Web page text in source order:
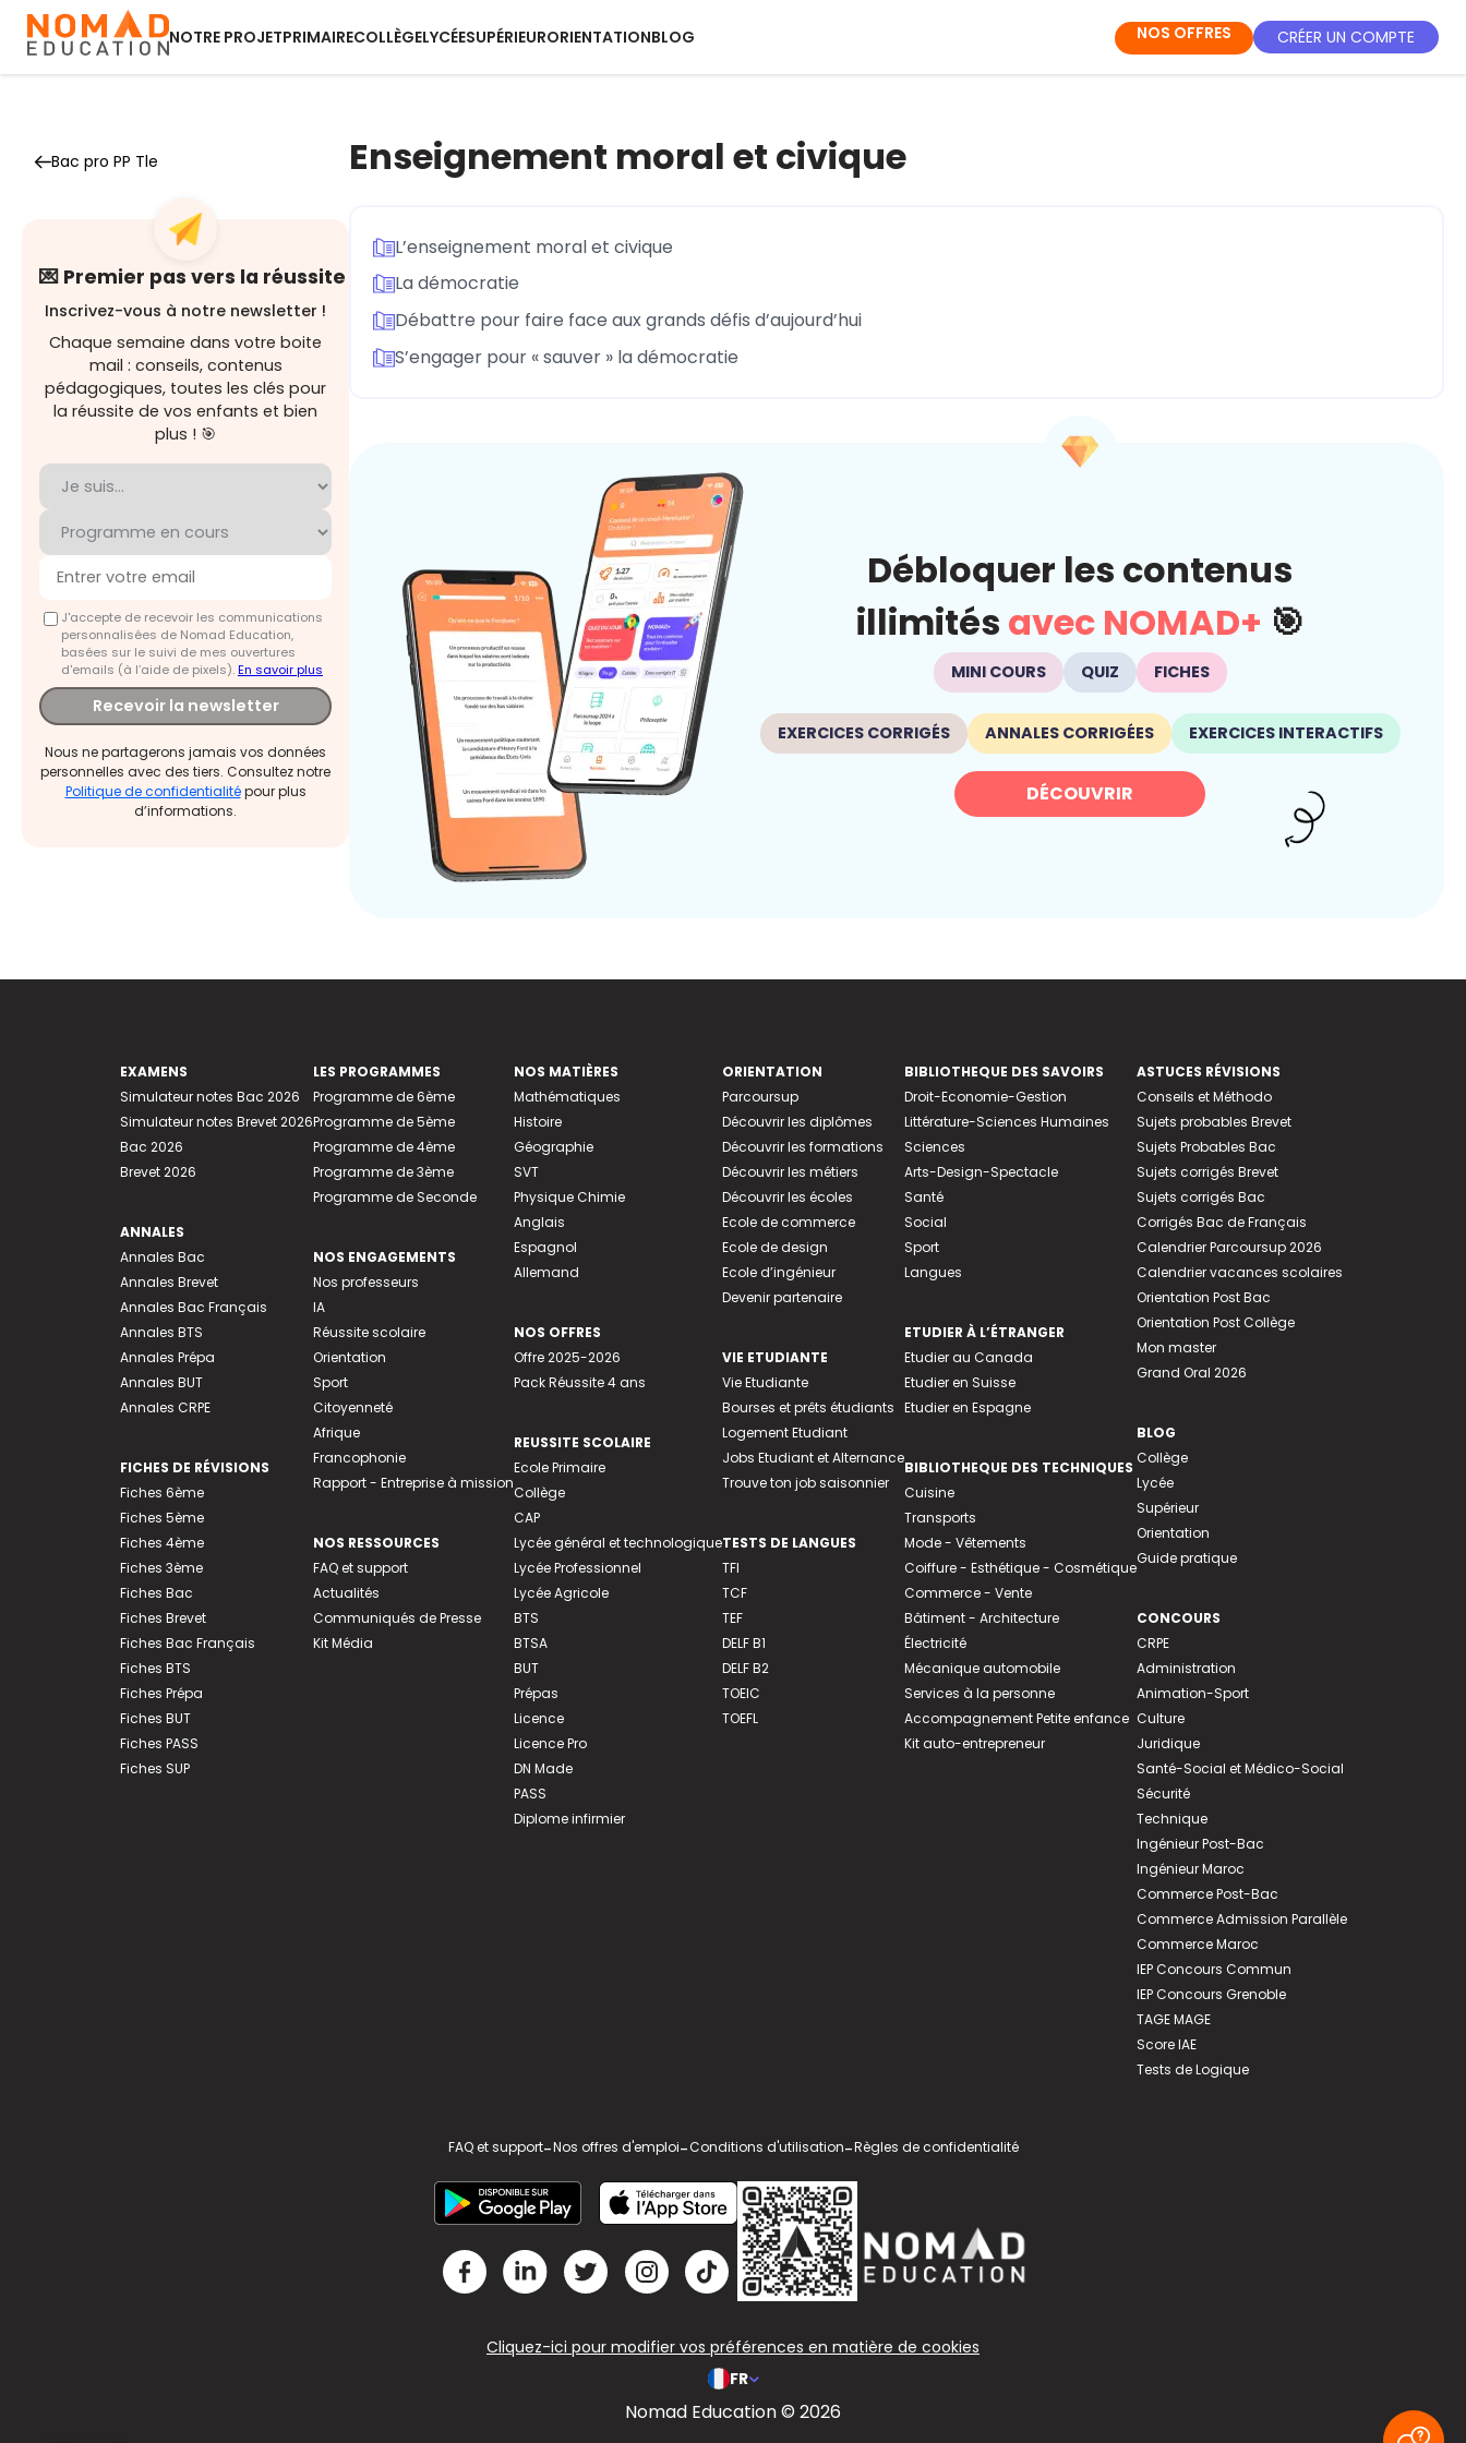
NOTRE PROJETPRIMAIRECOLLÈGELYCÉESUPÉRIEURORIENTATIONBLOG NOS OFFRES CRÉER UN COMPTE
Bac pro PP Tle
💌 Premier pas vers la réussite
Inscrivez-vous à notre newsletter !
Chaque semaine dans votre boite
mail : conseils, contenus
pédagogiques, toutes les clés pour
la réussite de vos enfants et bien
plus ! 🎯
J'accepte de recevoir les communications
personnalisées de Nomad Education,
basées sur le suivi de mes ouvertures
d'emails (à l’aide de pixels).En savoir plus
Recevoir la newsletter
Nous ne partagerons jamais vos données
personnelles avec des tiers. Consultez notre
Politique de confidentialitépour plus
d’informations.
Enseignement moral et civique
L’enseignement moral et civique
La démocratie
Débattre pour faire face aux grands défis d’aujourd’hui
S’engager pour « sauver » la démocratie
Débloquer les contenus
illimités avec NOMAD+ 🎯
MINI COURS QUIZ FICHES
EXERCICES CORRIGÉS ANNALES CORRIGÉES EXERCICES INTERACTIFS
DÉCOUVRIR
EXAMENS
Simulateur notes Bac 2026
Simulateur notes Brevet 2026
Bac 2026
Brevet 2026
ANNALES
Annales Bac
Annales Brevet
Annales Bac Français
Annales BTS
Annales Prépa
Annales BUT
Annales CRPE
FICHES DE RÉVISIONS
Fiches 6ème
Fiches 5ème
Fiches 4ème
Fiches 3ème
Fiches Bac
Fiches Brevet
Fiches Bac Français
Fiches BTS
Fiches Prépa
Fiches BUT
Fiches PASS
Fiches SUP
LES PROGRAMMES
Programme de 6ème
Programme de 5ème
Programme de 4ème
Programme de 3ème
Programme de Seconde
NOS ENGAGEMENTS
Nos professeurs
IA
Réussite scolaire
Orientation
Sport
Citoyenneté
Afrique
Francophonie
Rapport - Entreprise à mission
NOS RESSOURCES
FAQ et support
Actualités
Communiqués de Presse
Kit Média
NOS MATIÈRES
Mathématiques
Histoire
Géographie
SVT
Physique Chimie
Anglais
Espagnol
Allemand
NOS OFFRES
Offre 2025-2026
Pack Réussite 4 ans
REUSSITE SCOLAIRE
Ecole Primaire
Collège
CAP
Lycée général et technologique
Lycée Professionnel
Lycée Agricole
BTS
BTSA
BUT
Prépas
Licence
Licence Pro
DN Made
PASS
Diplome infirmier
ORIENTATION
Parcoursup
Découvrir les diplômes
Découvrir les formations
Découvrir les métiers
Découvrir les écoles
Ecole de commerce
Ecole de design
Ecole d’ingénieur
Devenir partenaire
VIE ETUDIANTE
Vie Etudiante
Bourses et prêts étudiants
Logement Etudiant
Jobs Etudiant et Alternance
Trouve ton job saisonnier
TESTS DE LANGUES
TFI
TCF
TEF
DELF B1
DELF B2
TOEIC
TOEFL
BIBLIOTHEQUE DES SAVOIRS
Droit-Economie-Gestion
Littérature-Sciences Humaines
Sciences
Arts-Design-Spectacle
Santé
Social
Sport
Langues
ETUDIER À L’ÉTRANGER
Etudier au Canada
Etudier en Suisse
Etudier en Espagne
BIBLIOTHEQUE DES TECHNIQUES
Cuisine
Transports
Mode - Vêtements
Coiffure - Esthétique - Cosmétique
Commerce - Vente
Bâtiment - Architecture
Électricité
Mécanique automobile
Services à la personne
Accompagnement Petite enfance
Kit auto-entrepreneur
ASTUCES RÉVISIONS
Conseils et Méthodo
Sujets probables Brevet
Sujets Probables Bac
Sujets corrigés Brevet
Sujets corrigés Bac
Corrigés Bac de Français
Calendrier Parcoursup 2026
Calendrier vacances scolaires
Orientation Post Bac
Orientation Post Collège
Mon master
Grand Oral 2026
BLOG
Collège
Lycée
Supérieur
Orientation
Guide pratique
CONCOURS
CRPE
Administration
Animation-Sport
Culture
Juridique
Santé-Social et Médico-Social
Sécurité
Technique
Ingénieur Post-Bac
Ingénieur Maroc
Commerce Post-Bac
Commerce Admission Parallèle
Commerce Maroc
IEP Concours Commun
IEP Concours Grenoble
TAGE MAGE
Score IAE
Tests de Logique
FAQ et support-Nos offres d'emploi-Conditions d'utilisation-Règles de confidentialité
Cliquez-ici pour modifier vos préférences en matière de cookies
FR
Nomad Education © 2026